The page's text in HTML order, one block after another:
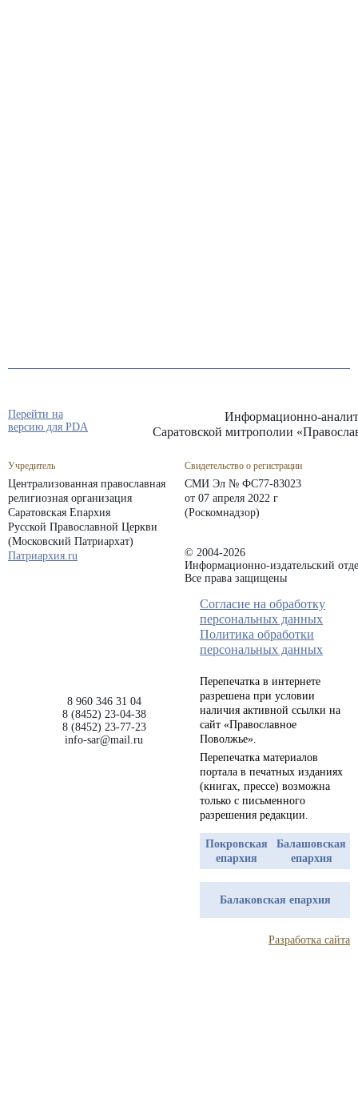
8 960 346 31 04
8 (8452) 23-04-38
8 (8452) 23-77-23
info-sar@mail.ru
Информационно-
Саратовской митрополии
Учредитель
Централизованная православная
религиозная организация
Саратовская Епархия
Русской Православной Церкви
(Московский Патриархат)
Патриархия.ru
Свидетельство о регистрации
СМИ Эл № ФС77-83023
от 07 апреля 2022 г
(Роскомнадзор)
© 2004-2026
Информационно-издательский
Все права защищены
Согласие на обработку
персональных данных
Политика обработки
персональных данных
Перепечатка в интернете
разрешена при условии
наличия активной ссылки на
сайт «Православное
Поволжье».
Перепечатка материалов
портала в печатных изданиях
(книгах, прессе) возможна
только с письменного
разрешения редакции.
Покровская
епархия
Балашовская
епархия
Балаковская епархия
Перейти на
версию для PDA
Разработка сайта